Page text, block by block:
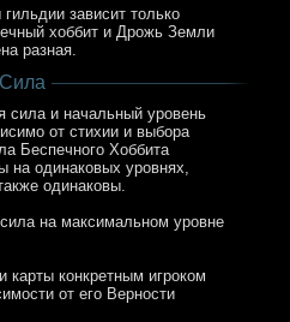
зависит только
хоббит и Дрожь Земли
разная.
Сила
сила и начальный уровень
от стихии и выбора
Беспечного Хоббита
на одинаковых уровнях,
одинаковы.
на максимальном уровне
карты конкретным игроком
от его Верности